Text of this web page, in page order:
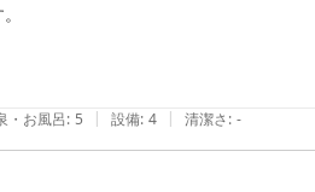
・お風呂: 5 | 設備: 4 | 清潔さ: -